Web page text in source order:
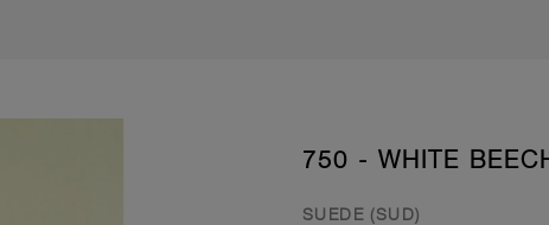
750 - WHITE
SUEDE (SUD)